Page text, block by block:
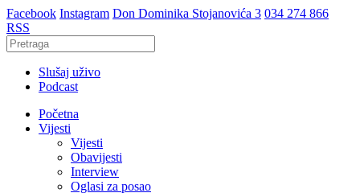
Facebook Instagram Don Dominika Stojanovića 3 034 274 866
RSS
Slušaj uživo
Podcast
Početna
Vijesti
Vijesti
Obavijesti
Interview
Oglasi za posao